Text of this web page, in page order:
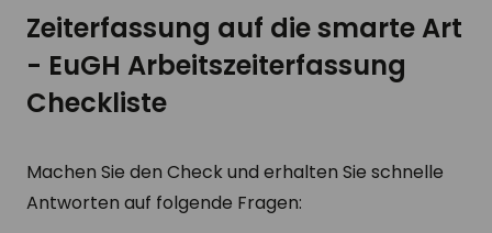
Zeiterfassung auf die smarte Art
- EuGH Arbeitszeiterfassung
Checkliste
Machen Sie den Check und erhalten Sie schnelle
Antworten auf folgende Fragen: